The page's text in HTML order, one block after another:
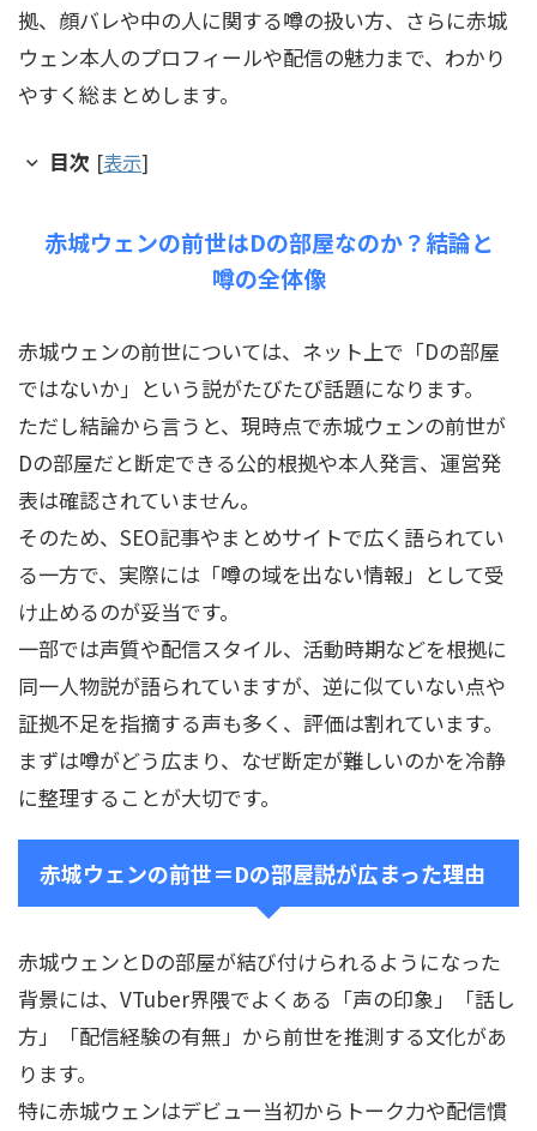
拠、顔バレや中の人に関する噂の扱い方、さらに赤城
ウェン本人のプロフィールや配信の魅力まで、わかり
やすく総まとめします。
目次 [表示]
赤城ウェンの前世はDの部屋なのか？結論と
噂の全体像
赤城ウェンの前世については、ネット上で「Dの部屋
ではないか」という説がたびたび話題になります。
ただし結論から言うと、現時点で赤城ウェンの前世が
Dの部屋だと断定できる公的根拠や本人発言、運営発
表は確認されていません。
そのため、SEO記事やまとめサイトで広く語られてい
る一方で、実際には「噂の域を出ない情報」として受
け止めるのが妥当です。
一部では声質や配信スタイル、活動時期などを根拠に
同一人物説が語られていますが、逆に似ていない点や
証拠不足を指摘する声も多く、評価は割れています。
まずは噂がどう広まり、なぜ断定が難しいのかを冷静
に整理することが大切です。
赤城ウェンの前世＝Dの部屋説が広まった理由
赤城ウェンとDの部屋が結び付けられるようになった
背景には、VTuber界隈でよくある「声の印象」「話し
方」「配信経験の有無」から前世を推測する文化があ
ります。
特に赤城ウェンはデビュー当初からトーク力や配信慣